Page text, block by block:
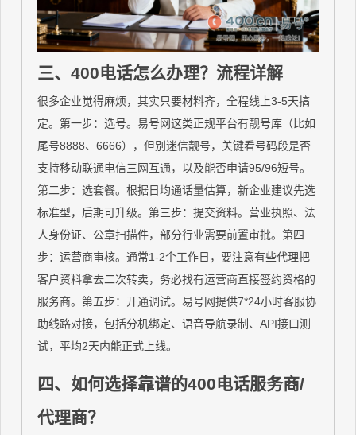
三、400电话怎么办理？流程详解
很多企业觉得麻烦，其实只要材料齐，全程线上3-5天搞
定。第一步：选号。易号网这类正规平台有靓号库（比如
尾号8888、6666），但别迷信靓号，关键看号码段是否
支持移动联通电信三网互通，以及能否申请95/96短号。
第二步：选套餐。根据日均通话量估算，新企业建议先选
标准型，后期可升级。第三步：提交资料。营业执照、法
人身份证、公章扫描件，部分行业需要前置审批。第四
步：运营商审核。通常1-2个工作日，要注意有些代理把
客户资料拿去二次转卖，务必找有运营商直接签约资格的
服务商。第五步：开通调试。易号网提供7*24小时客服协
助线路对接，包括分机绑定、语音导航录制、API接口测
试，平均2天内能正式上线。
四、如何选择靠谱的400电话服务商/
代理商？